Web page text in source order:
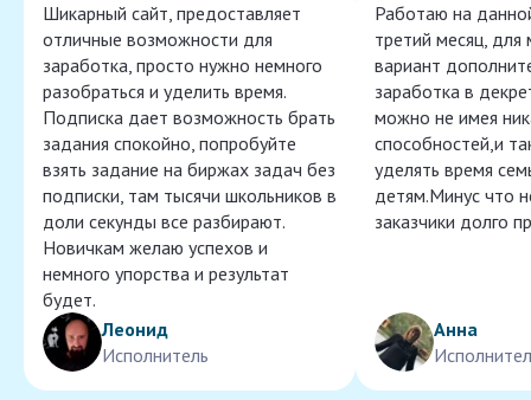
Шикарный сайт, предоставляет
отличные возможности для
заработка, просто нужно немного
разобраться и уделить время.
Подписка дает возможность брать
задания спокойно, попробуйте
взять задание на биржах задач без
подписки, там тысячи школьников в
доли секунды все разбирают.
Новичкам желаю успехов и
немного упорства и результат
будет.
Леонид
Исполнитель
Работаю на
третий месяц, для
вариант
заработка в
можно не имея
способностей,и
уделять время
детям.Минус что
заказчики долго
Анна